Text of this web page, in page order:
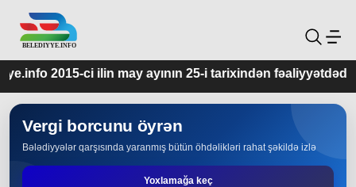
ayının 25-i tarixindən fəaliyyətdədir.
Vergi borcunu öyrən
Bələdiyyələr qarşısında yaranmış bütün öhdəlikləri rahat şəkildə izlə
Yoxlamağa keç